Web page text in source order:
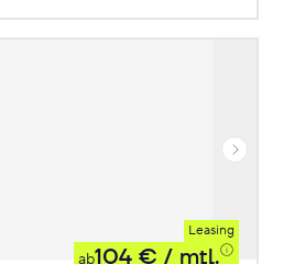
Leasing
ab104 € / mtl.